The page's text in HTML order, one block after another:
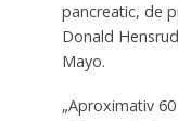
pancreatic, de
Donald
Mayo.
„Aproximativ